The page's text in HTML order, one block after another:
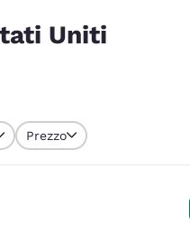
Canada
Uniti
Prezzo